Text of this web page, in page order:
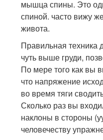
мышца спины. Это
спиной. часто вижу
живота.
Правильная техника
чуть выше груди,
По мере того как вы
что напряжение
во время тяги
Сколько раз вы
наклоны в стороны
человечеству